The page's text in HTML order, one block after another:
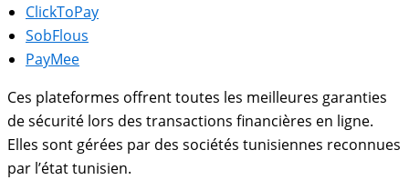
ClickToPay
SobFlous
PayMee
Ces plateformes offrent toutes les meilleures garanties
de sécurité lors des transactions financières en ligne.
Elles sont gérées par des sociétés tunisiennes reconnues
par l’état tunisien.